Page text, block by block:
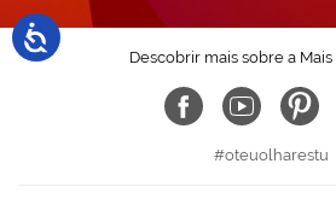
Descobrir mais sobre a
#oteuolharestu